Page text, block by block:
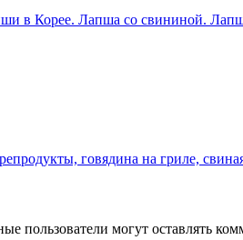
в Корее. Лапша со свининой.
говядина на гриле,
пользователи могут оставлять